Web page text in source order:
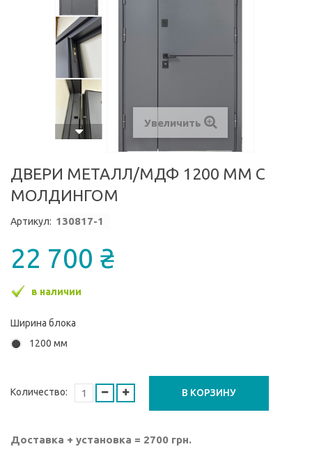
Увеличить
ДВЕРИ МЕТАЛЛ/МДФ 1200 ММ С
МОЛДИНГОМ
Артикул: 130817-1
22 700 ₴
в наличии
Ширина блока
1200 мм
Количество: В КОРЗИНУ
Доставка + установка = 2700 грн.